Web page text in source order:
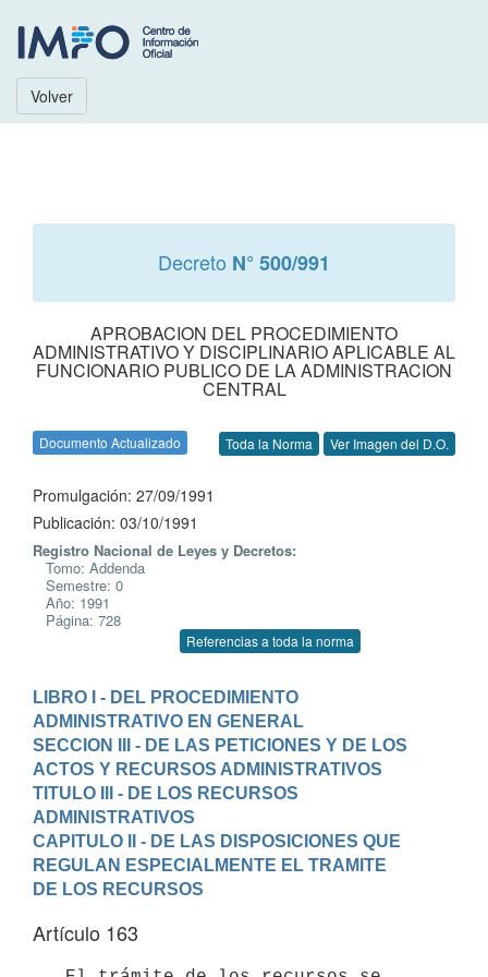
Volver
Decreto N° 500/991
APROBACION DEL PROCEDIMIENTO
ADMINISTRATIVO Y DISCIPLINARIO APLICABLE AL
FUNCIONARIO PUBLICO DE LA ADMINISTRACION
CENTRAL
Documento Actualizado Toda la Norma Ver Imagen del D.O.
Promulgación: 27/09/1991
Publicación: 03/10/1991
Registro Nacional de Leyes y Decretos:
Tomo: Addenda
Semestre: 0
Año: 1991
Página: 728
Referencias a toda la norma
LIBRO I - DEL PROCEDIMIENTO
ADMINISTRATIVO EN GENERAL
SECCION III - DE LAS PETICIONES Y DE LOS
ACTOS Y RECURSOS ADMINISTRATIVOS
TITULO III - DE LOS RECURSOS
ADMINISTRATIVOS
CAPITULO II - DE LAS DISPOSICIONES QUE
REGULAN ESPECIALMENTE EL TRAMITE
DE LOS RECURSOS
Artículo 163